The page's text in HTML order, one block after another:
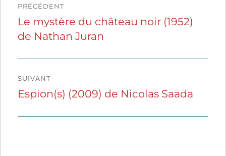
de
l’article
PRÉCÉDENT
Publication
précédente :
Le mystère du château noir (1952)
de Nathan Juran
SUIVANT
Publication
Espion(s) (2009) de Nicolas Saada